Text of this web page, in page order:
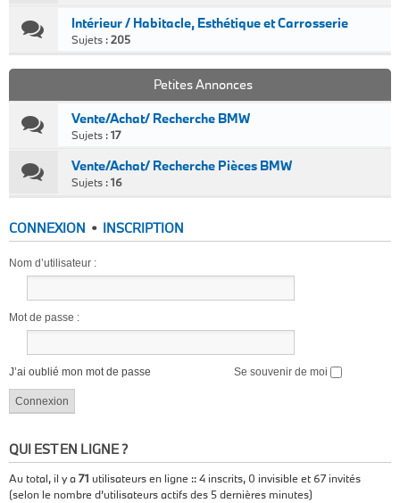
Intérieur / Habitacle, Esthétique et Carrosserie
Sujets :205
Petites Annonces
Vente/Achat/ Recherche BMW
Sujets :17
Vente/Achat/ Recherche Pièces BMW
Sujets :16
CONNEXION • INSCRIPTION
Nom d’utilisateur :
Mot de passe :
J’ai oublié mon mot de passe Se souvenir de moi
QUI EST EN LIGNE ?
Au total, il y a71 utilisateurs en ligne :: 4 inscrits, 0 invisible et 67 invités
(selon le nombre d’utilisateurs actifs des 5 dernières minutes)